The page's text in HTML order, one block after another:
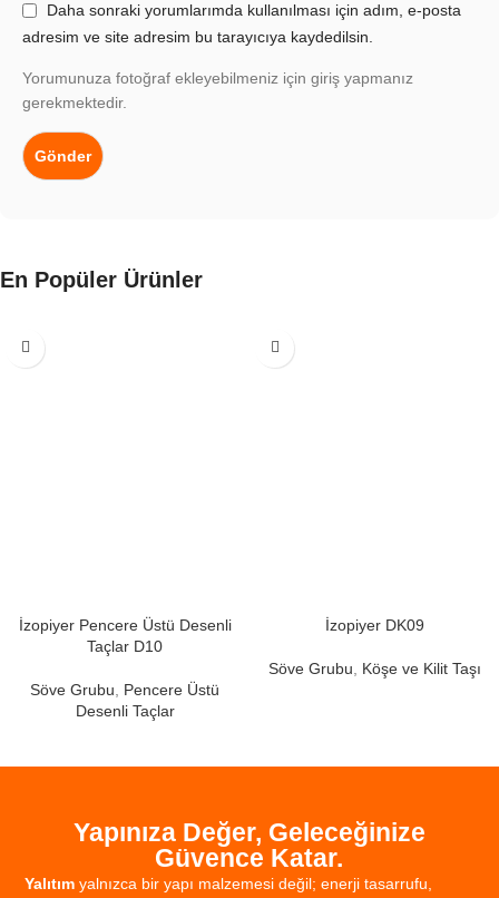
Daha sonraki yorumlarımda kullanılması için adım, e-posta
adresim ve site adresim bu tarayıcıya kaydedilsin.
Yorumunuza fotoğraf ekleyebilmeniz için giriş yapmanız
gerekmektedir.
En Popüler Ürünler
İzopiyer Pencere Üstü Desenli
Taçlar D10
Söve Grubu
Pencere Üstü
Desenli Taçlar
İzopiyer DK09
Söve Grubu Köşe ve Kilit Taşı
Yapınıza Değer, Geleceğinize
Güvence Katar.
Yalıtım yalnızca bir yapı malzemesi değil; enerji tasarrufu,